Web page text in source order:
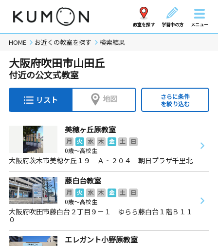
教室を探す 学習中の方 メニュー
HOME お近くの教室を探す 検索結果
大阪府吹田市山田丘
付近の公文式教室
リスト 地図
さらに条件
を絞り込む
美穂ヶ丘原教室
月 火 水 木 金 土
日
0歳～高校生
大阪府茨木市美穂ケ丘１９ Ａ‐２０４ 朝日プラザ千里北
藤白台教室
月 火 水 木 金 土
日
0歳～高校生
大阪府吹田市藤白台２丁目９－１ ゆらら藤白台１階Ｂ１１
０
エレガント小野原教室